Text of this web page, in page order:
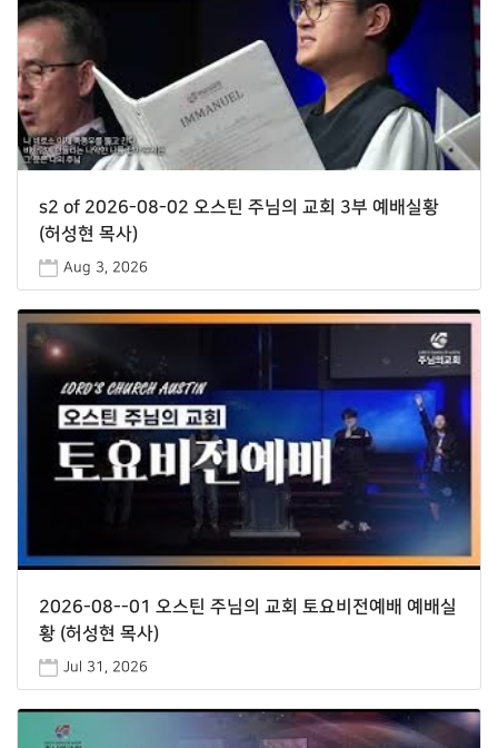
s2 of 2026-08-02 오스틴 주님의 교회 3부 예배실황
(허성현 목사)
Aug 3, 2026
2026-08--01 오스틴 주님의 교회 토요비전예배 예배실
황 (허성현 목사)
Jul 31, 2026